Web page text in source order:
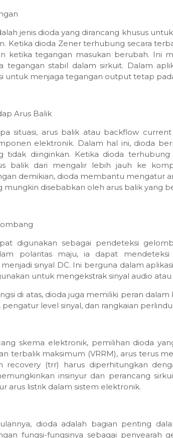
jenis dioda yang dirancang khusus
Ketika dioda Zener terhubung secara
ketika tegangan masukan berubah. Ini
tegangan stabil dalam sirkuit. Dalam
untuk menjaga tegangan output tetap
Arus Balik
situasi, arus balik atau backflow
elektronik. Dalam hal ini, dioda
tidak diinginkan. Ketika dioda
balik dari mengalir lebih jauh ke
demikian, dioda membantu mengatur
mungkin disebabkan oleh arus balik yang
digunakan sebagai pendeteksi
polaritas maju, ia dapat
sinyal DC. Ini berguna dalam
untuk mengekstrak sinyal audio
di atas, dioda juga memiliki peran
pengatur level sinyal, dan rangkaian
skema elektronik, pemilihan dioda
terbalik maksimum (VRRM), arus terus
recovery (trr) harus diperhitungkan
insinyur dan perancang
arus listrik dalam sistem elektronik.
dioda adalah bagian penting
fungsi-fungsinya sebagai penyearah